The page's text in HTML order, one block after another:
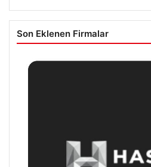
Son Eklenen Firmalar